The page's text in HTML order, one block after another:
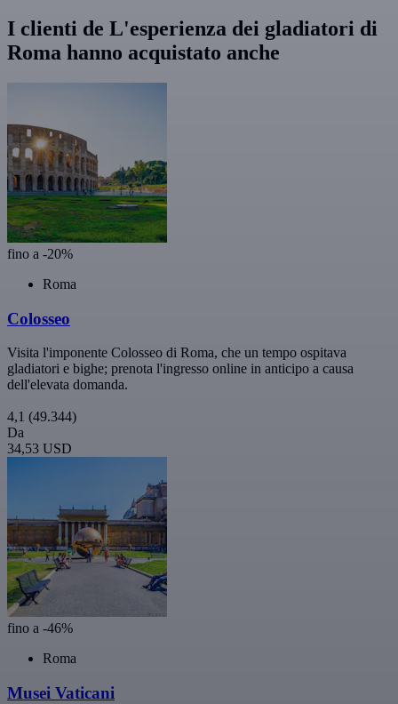
I clienti de L'esperienza dei gladiatori di
Roma hanno acquistato anche
fino a -20%
Roma
Colosseo
Visita l'imponente Colosseo di Roma, che un tempo ospitava
gladiatori e bighe; prenota l'ingresso online in anticipo a causa
dell'elevata domanda.
4,1 (49.344)
Da
34,53 USD
fino a -46%
Roma
Musei Vaticani